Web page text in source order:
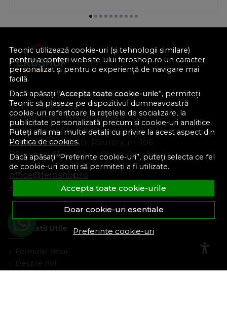
Teonic utilizează cookie-uri (și tehnologii similare)
pentru a conferi website-ului feroshop.ro un caracter
personalizat și pentru o experiență de navigare mai
facilă.
Dacă apăsați “Accepta toate cookie-urile”, permiteți
Teonic să plaseze pe dispozitivul dumneavoastră
cookie-uri referitoare la rețelele de socializare, la
publicitate personalizată precum și cookie-uri analitice.
Puteți afla mai multe detalii cu privire la acest aspect din
Politica de cookies.
Dacă apăsați “Preferinte cookie-uri”, puteți selecta ce fel
de cookie-uri doriți să permiteți a fi utilizate.
Accepta toate cookie-urile
Doar cookie-uri esentiale
Preferinte cookie-uri
Nume societate:Teonic SRL
CUI:RO10714902
Nr. reg. com.:J38/289/1998
Sediu social:Str. Gib Mihăescu, Nr. 22
Depozit central:Str. Râureni, nr. 106
Râmnicu Vâlcea, Jud. Vâlcea, România
office@feroshop.ro
+40 311 100 277
Informatii Utile
Formular retur
Despre noi